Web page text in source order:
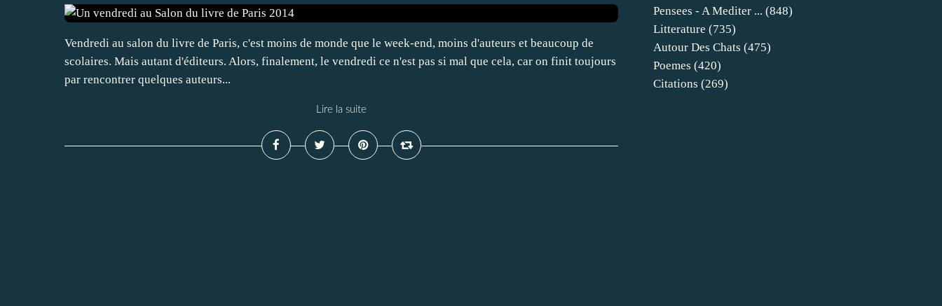
Vendredi au salon du livre de Paris, c'est moins de monde que le week-end, moins d'auteurs et beaucoup de
scolaires. Mais autant d'éditeurs. Alors, finalement, le vendredi ce n'est pas si mal que cela, car on finit toujours
par rencontrer quelques auteurs...
Lire la suite
Pensees - A Mediter ... (848)
Litterature (735)
Autour Des Chats (475)
Poemes (420)
Citations (269)